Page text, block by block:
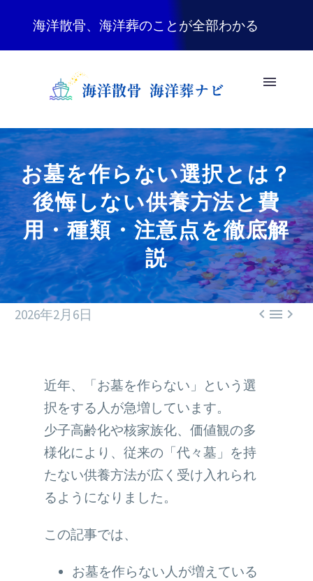
海洋散骨、海洋葬のことが全部わかる
お墓を作らない選択とは？
後悔しない供養方法と費
用・種類・注意点を徹底解
説

2026年2月6日
近年、「お墓を作らない」という選
択をする人が急増しています。
少子高齢化や核家族化、価値観の多
様化により、従来の「代々墓」を持
たない供養方法が広く受け入れられ
るようになりました。
この記事では、
お墓を作らない人が増えている